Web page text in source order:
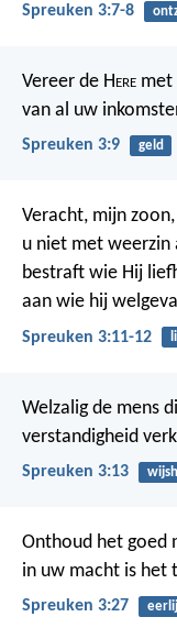
Spreuken 3:7-8
Vereer de Here met
van al uw
Spreuken 3:9 geld
Veracht, mijn
u niet met weerzin
bestraft wie Hij
aan wie hij
Spreuken 3:11-12
Welzalig de mens
verstandigheid
Spreuken 3:13
Onthoud het goed
in uw macht is het
Spreuken 3:27